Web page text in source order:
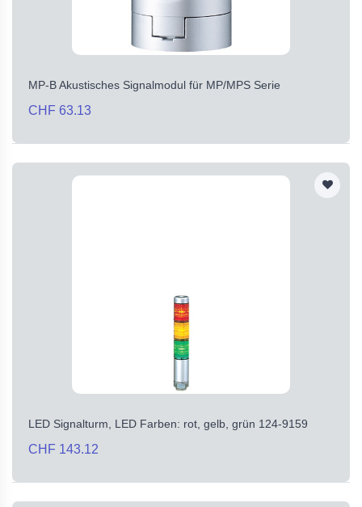
MP-B Akustisches Signalmodul für MP/MPS Serie
CHF 63.13
LED Signalturm, LED Farben: rot, gelb, grün 124-9159
CHF 143.12